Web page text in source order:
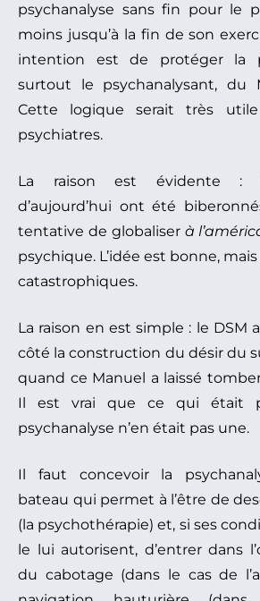
psychanalyse sans fin pour le
moins jusqu’à la fin de son
intention est de protéger la
surtout le psychanalysant, du
Cette logique serait très
psychiatres.
La raison est évidente :
d’aujourd’hui ont été
tentative de globaliser à
psychique. L’idée est bonne,
catastrophiques.
La raison en est simple : le DSM
côté la construction du désir du
quand ce Manuel a laissé
Il est vrai que ce qui était
psychanalyse n’en était pas une.
Il faut concevoir la
bateau qui permet à l’être de
(la psychothérapie) et, si ses
le lui autorisent, d’entrer dans
du cabotage (dans le cas de